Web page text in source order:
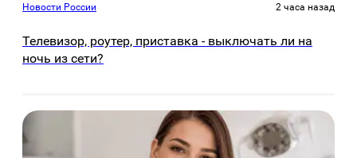
Новости России 2 часа назад
Телевизор, роутер, приставка - выключать ли на
ночь из сети?